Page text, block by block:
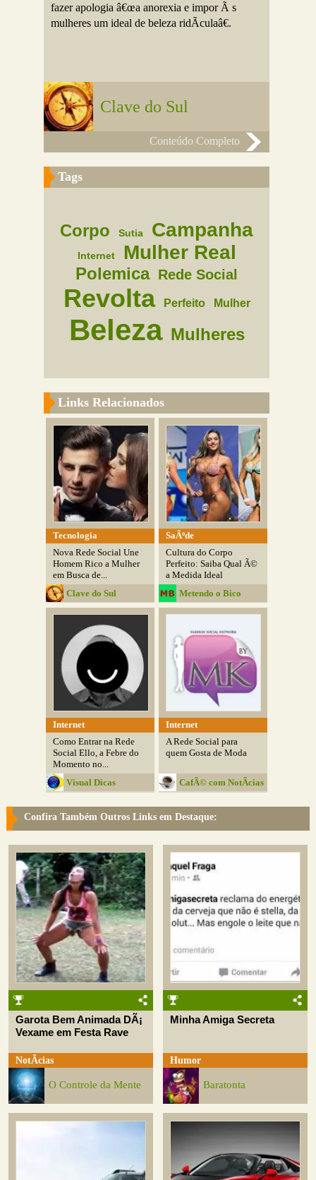
fazer apologia â€œa anorexia e impor Ã s
mulheres um ideal de beleza ridÃ­culaâ€.
Clave do Sul
Conteúdo Completo
Tags
Corpo Sutia Campanha
Internet Mulher Real
Polemica Rede Social
Revolta Perfeito Mulher
Beleza Mulheres
Links Relacionados
Tecnologia
Nova Rede Social Une
Homem Rico a Mulher
em Busca de...
Clave do Sul
SaÃºde
Cultura do Corpo
Perfeito: Saiba Qual Ã©
a Medida Ideal
Metendo o Bico
Internet
Como Entrar na Rede
Social Ello, a Febre do
Momento no...
Visual Dicas
Internet
A Rede Social para
quem Gosta de Moda
CafÃ© com NotÃ­cias
Confira Também Outros Links em Destaque:
Garota Bem Animada DÃ¡
Vexame em Festa Rave
NotÃ­cias
O Controle da Mente
Minha Amiga Secreta
Humor
Baratonta